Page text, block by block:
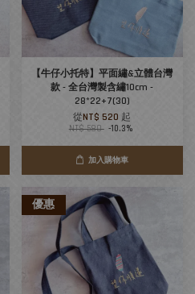
【牛仔小托特】平面繡&立體台灣
款 - 全台灣製含繡10cm -
28*22+7(30)
從NT$ 520 起
NT$ 580 -10.3%
加入購物車
優惠